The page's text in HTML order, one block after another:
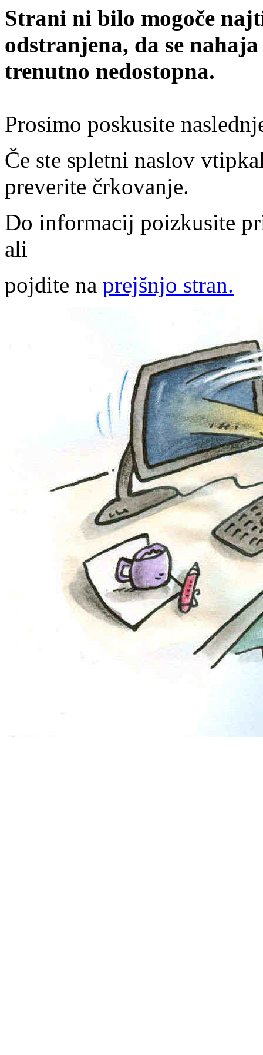
Strani ni bilo mogoče
odstranjena, da se
trenutno nedostopna.
Prosimo poskusite
Če ste spletni naslov
preverite črkovanje.
Do informacij poizkusite
ali
pojdite na prejšnjo stran.